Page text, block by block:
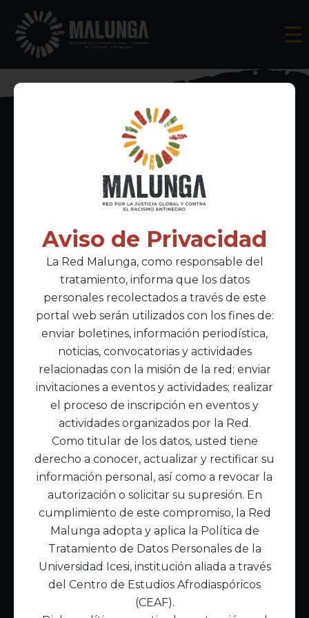
Inscríbete al boletín informativo
Acepto lapolítica de privacidad
Enlaces Principales
Inicio
Acerca de Malunga
Nuestra misión
Quiénes somos
Enlaces de interés
Publicaciones
Noticias
Contáctanos
Política de Tratamiento de Datos
Aviso de Privacidad
La Red Malunga, como responsable del
tratamiento, informa que los datos
personales recolectados a través de este
portal web serán utilizados con los fines de:
enviar boletines, información periodística,
noticias, convocatorias y actividades
relacionadas con la misión de la red; enviar
invitaciones a eventos y actividades; realizar
el proceso de inscripción en eventos y
actividades organizados por la Red.
Como titular de los datos, usted tiene
derecho a conocer, actualizar y rectificar su
información personal, así como a revocar la
autorización o solicitar su supresión. En
cumplimiento de este compromiso, la Red
Malunga adopta y aplica la Política de
Tratamiento de Datos Personales de la
Universidad Icesi, institución aliada a través
del Centro de Estudios Afrodiaspóricos
(CEAF).